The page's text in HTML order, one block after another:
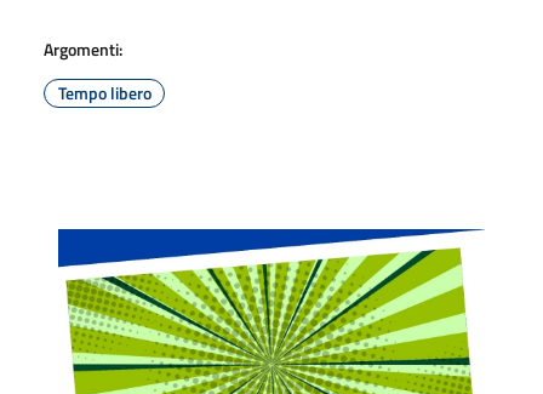
Argomenti:
Tempo libero